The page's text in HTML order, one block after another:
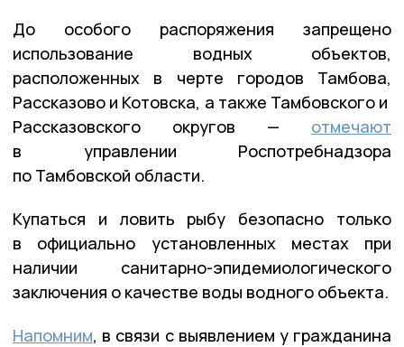
До особого распоряжения запрещено
использование водных объектов,
расположенных в черте городов Тамбова,
Рассказово и Котовска, а также Тамбовского и
Рассказовского округов — отмечают
в управлении Роспотребнадзора
по Тамбовской области.
Купаться и ловить рыбу безопасно только
в официально установленных местах при
наличии санитарно-эпидемиологического
заключения о качестве воды водного объекта.
Напомним, в связи с выявлением у гражданина